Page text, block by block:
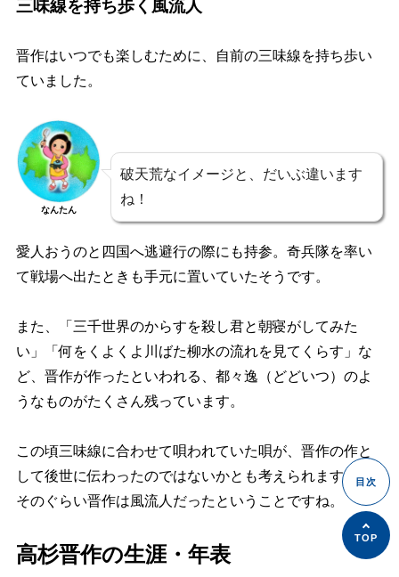
三味線を持ち歩く風流人
晋作はいつでも楽しむために、
自前の三味線を持ち歩い
ていました 。
なんたん
破天荒なイメージと、だいぶ違います
ね！
愛人おうのと四国へ逃避行の際にも持参。奇兵隊を率い
て戦場へ出たときも手元に置いていたそうです。
また、「三千世界のからすを殺し君と朝寝がしてみた
い」「何をくよくよ川ばた柳水の流れを見てくらす」な
ど、晋作が作ったといわれる、都々逸（どどいつ）のよ
うなものがたくさん残っています。
この頃三味線に合わせて唄われていた唄が、晋作の作と
して後世に伝わったのではないかとも考えられますが、
そのぐらい晋作は風流人だった ということですね。
高杉晋作の生涯・年表